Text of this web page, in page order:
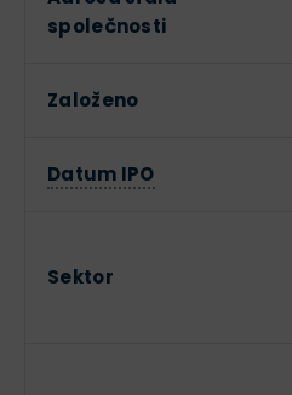
společnosti
Založeno
Datum IPO
Sektor